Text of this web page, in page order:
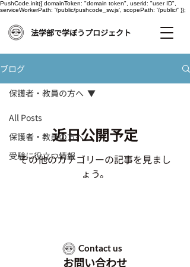
PushCode.init({ domainToken: "domain token", userid: "user ID",
serviceWorkerPath: '/public/pushcode_sw.js', scopePath: '/public/' });
法学部で学ぼうプロジェクト
ブログ
All Posts
保護者・教員の方へ
受験に役立つ情報
保護者・教員の方へ
近日公開予定
その他のカテゴリーの記事を見まし
ょう。
Contact us
お問い合わせ